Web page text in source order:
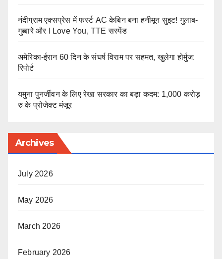
नंदीग्राम एक्सप्रेस में फर्स्ट AC केबिन बना हनीमून सुइट! गुलाब-
गुब्बारे और I Love You, TTE सस्पेंड
अमेरिका-ईरान 60 दिन के संघर्ष विराम पर सहमत, खुलेगा होर्मुज:
रिपोर्ट
यमुना पुनर्जीवन के लिए रेखा सरकार का बड़ा कदम: 1,000 करोड़
रु के प्रोजेक्ट मंजूर
Archives
July 2026
May 2026
March 2026
February 2026